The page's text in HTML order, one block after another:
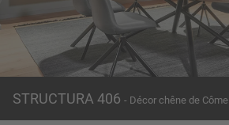
STRUCTURA 406 - Décor chêne de Côme